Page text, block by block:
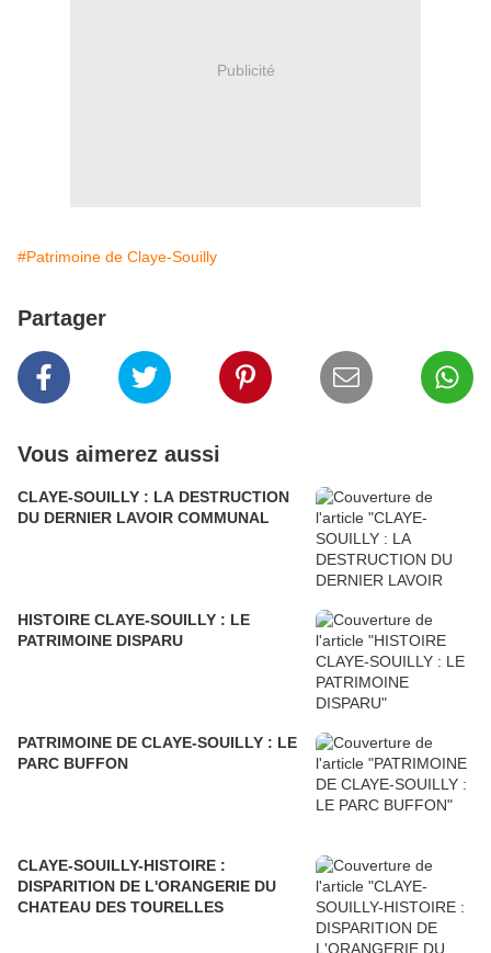
Publicité
#Patrimoine de Claye-Souilly
Partager
Vous aimerez aussi
CLAYE-SOUILLY : LA DESTRUCTION
DU DERNIER LAVOIR COMMUNAL
HISTOIRE CLAYE-SOUILLY : LE
PATRIMOINE DISPARU
PATRIMOINE DE CLAYE-SOUILLY : LE
PARC BUFFON
CLAYE-SOUILLY-HISTOIRE :
DISPARITION DE L'ORANGERIE DU
CHATEAU DES TOURELLES